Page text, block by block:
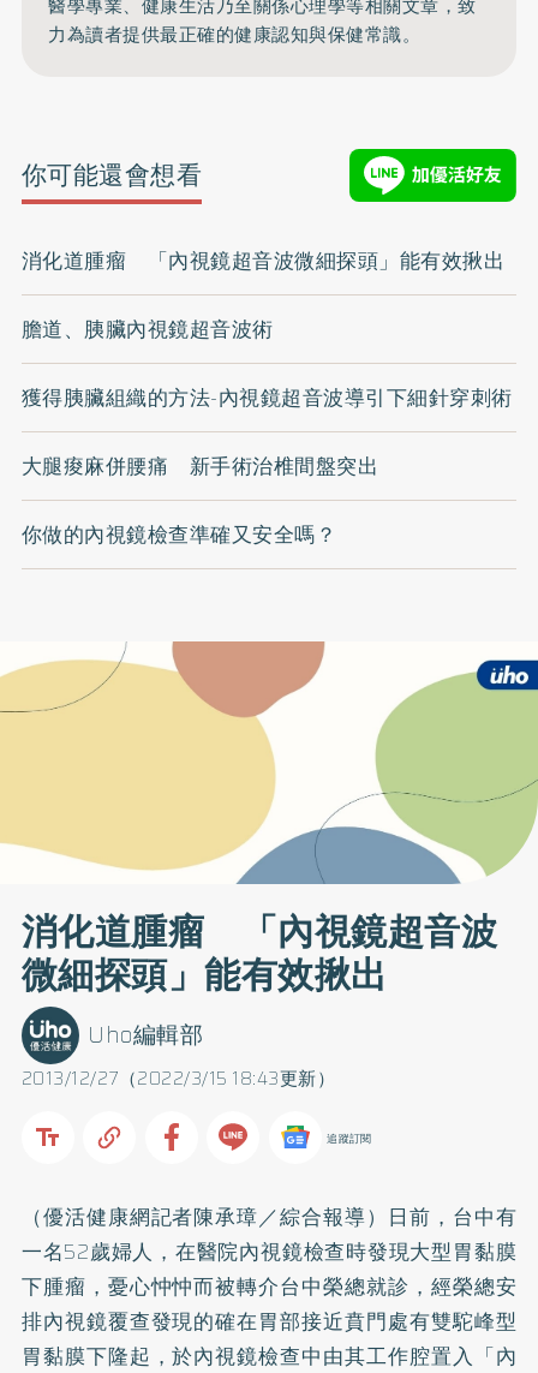
醫學專業、健康生活乃至關係心理學等相關文章，致
力為讀者提供最正確的健康認知與保健常識。
你可能還會想看
消化道腫瘤 「內視鏡超音波微細探頭」能有效揪出
膽道、胰臟內視鏡超音波術
獲得胰臟組織的方法-內視鏡超音波導引下細針穿刺術
大腿痠麻併腰痛 新手術治椎間盤突出
你做的內視鏡檢查準確又安全嗎？
消化道腫瘤 「內視鏡超音波
微細探頭」能有效揪出
2013/12/27（2022/3/15 18:43更新）
Uho編輯部
追蹤訂閱
（優活健康網記者陳承璋／綜合報導）日前，台中有
一名52歲婦人，在醫院內視鏡檢查時發現大型胃黏膜
下腫瘤，憂心忡忡而被轉介台中榮總就診，經榮總安
排內視鏡覆查發現的確在胃部接近賁門處有雙駝峰型
胃黏膜下隆起，於內視鏡檢查中由其工作腔置入「內